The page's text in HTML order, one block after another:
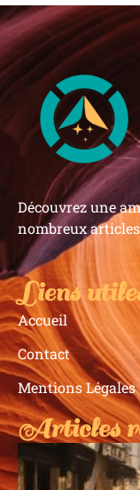
Découvrez une
nombreux
Liens
Accueil
Contact
Mentions Légales
Articles